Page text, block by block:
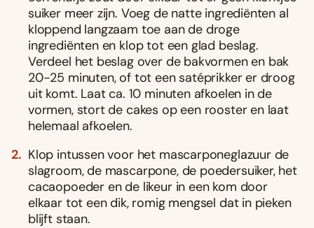
suiker meer zijn. Voeg de natte ingrediënten al
kloppend langzaam toe aan de droge
ingrediënten en klop tot een glad beslag.
Verdeel het beslag over de bakvormen en bak
20-25 minuten, of tot een satéprikker er droog
uit komt. Laat ca. 10 minuten afkoelen in de
vormen, stort de cakes op een rooster en laat
helemaal afkoelen.
Klop intussen voor het mascarponeglazuur de
slagroom, de mascarpone, de poedersuiker, het
cacaopoeder en de likeur in een kom door
elkaar tot een dik, romig mengsel dat in pieken
blijft staan.